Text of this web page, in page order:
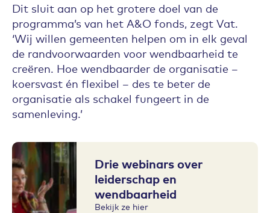
Dit sluit aan op het grotere doel van de
programma’s van het A&O fonds, zegt Vat.
‘Wij willen gemeenten helpen om in elk geval
de randvoorwaarden voor wendbaarheid te
creëren. Hoe wendbaarder de organisatie –
koersvast én flexibel – des te beter de
organisatie als schakel fungeert in de
samenleving.’
Drie webinars over
leiderschap en
wendbaarheid
Bekijk ze hier